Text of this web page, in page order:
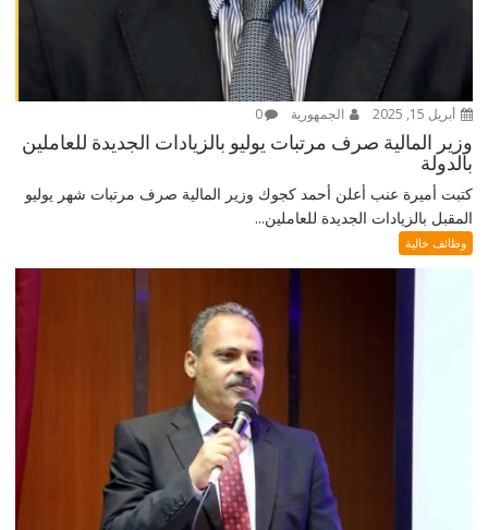
أبريل 15, 2025 الجمهورية 0
وزير المالية صرف مرتبات يوليو بالزيادات الجديدة للعاملين
بالدولة
كتبت أميرة عنب أعلن أحمد كجوك وزير المالية صرف مرتبات شهر يوليو
المقبل بالزيادات الجديدة للعاملين...
وظائف خالية